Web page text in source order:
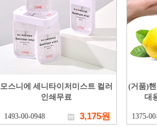
모스니에 세니타이저미스트 컬러
인쇄무료
1493-00-0948 3,175원
(거품)
대
1375-